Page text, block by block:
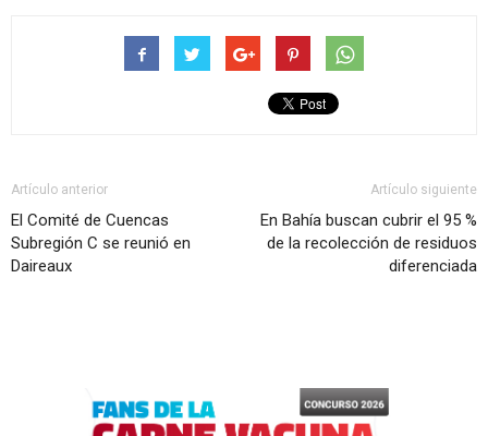
Artículo anterior
El Comité de Cuencas
Subregión C se reunió en
Daireaux
Artículo siguiente
En Bahía buscan cubrir el 95 %
de la recolección de residuos
diferenciada